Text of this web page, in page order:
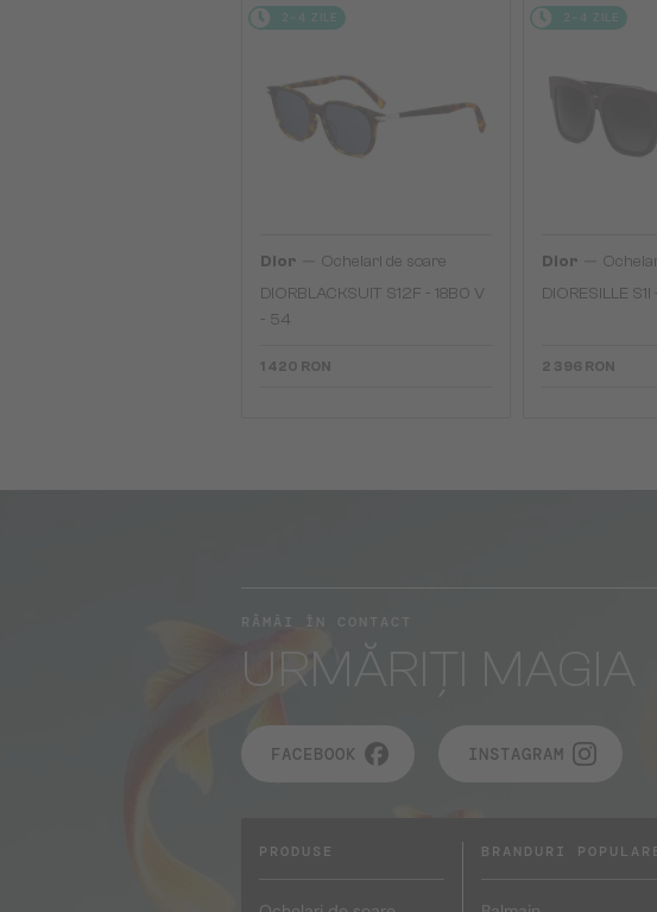
2-4 ZILE
Dior
Ochelari de soare
DIORBLACKSUIT S12F - 18B0 V
- 54
1 420 RON
2-4 ZILE
Dior
DIORESILLE
2 396 RON
RĂMÂI ÎN CONTACT
URMĂRIȚI MAGIA
FACEBOOK INSTAGRAM
PRODUSE BRANDURI